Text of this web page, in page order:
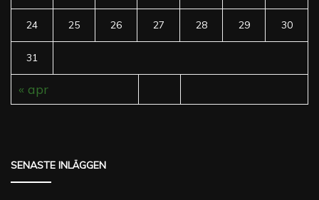
24 25 26 27 28 29 30
31
« apr
SENASTE INLÄGGEN